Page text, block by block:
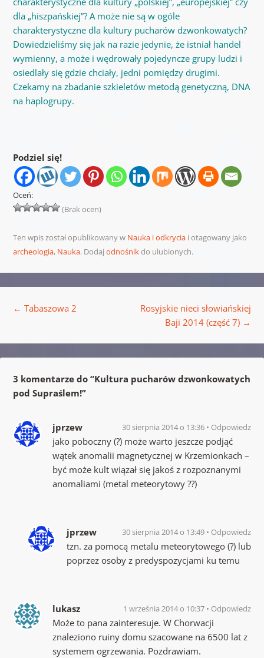
dla „hiszpańskiej”? A może nie są w ogóle
charakterystyczne dla kultury pucharów dzwonkowatych?
Dowiedzieliśmy się jak na razie jedynie, że istniał handel
wymienny, a może i wędrowały pojedyncze grupy ludzi i
osiedlały się gdzie chciały, jedni pomiędzy drugimi.
Czekamy na zbadanie szkieletów metodą genetyczną, DNA
na haplogrupy.
Podziel się!
Oceń:
(Brak ocen)
Ten wpis został opublikowany w Nauka i odkryciai otagowany jako
archeologia, Nauka. Dodaj odnośnikdo ulubionych.
← Tabaszowa 2
Rosyjskie nieci słowiańskiej
Baji 2014 (część 7) →
3 komentarze do “Kultura pucharów dzwonkowatych
pod Supraślem!”
jprzew 30 sierpnia 2014 o 13:36 Odpowiedz
jako poboczny (?) może warto jeszcze podjąć
wątek anomalii magnetycznej w Krzemionkach –
być może kult wiązał się jakoś z rozpoznanymi
anomaliami (metal meteorytowy ??)
jprzew 30 sierpnia 2014 o 13:49 Odpowiedz
tzn. za pomocą metalu meteorytowego (?) lub
poprzez osoby z predyspozycjami ku temu
lukasz 1 września 2014 o 10:37 Odpowiedz
Może to pana zainteresuje. W Chorwacji
znaleziono ruiny domu szacowane na 6500 lat z
systemem ogrzewania. Pozdrawiam.